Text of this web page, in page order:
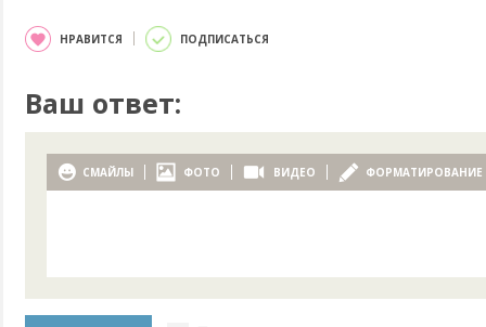
НРАВИТСЯ ПОДПИСАТЬСЯ
Ваш ответ:
СМАЙЛЫ ФОТО ВИДЕО ФОРМАТИРОВАНИЕ